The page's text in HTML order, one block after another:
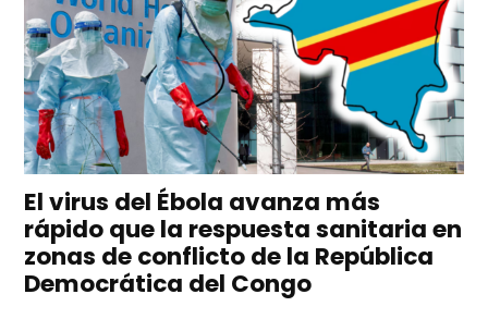
El virus del Ébola avanza más
rápido que la respuesta sanitaria en
zonas de conflicto de la República
Democrática del Congo